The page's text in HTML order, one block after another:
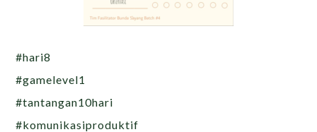
#hari8
#gamelevel1
#tantangan10hari
#komunikasiproduktif